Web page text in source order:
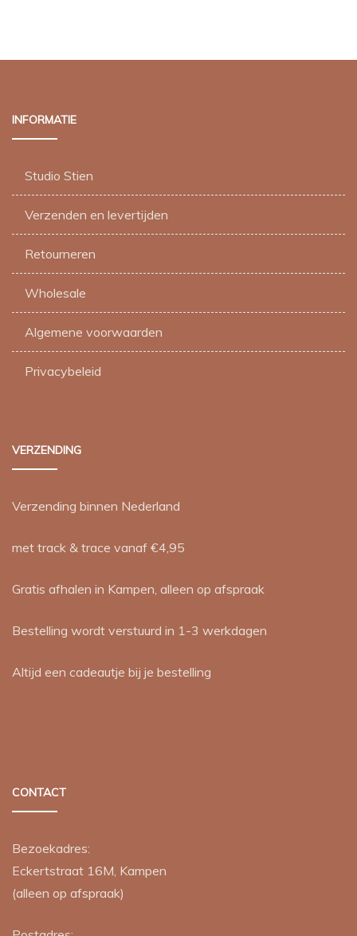
INFORMATIE
Studio Stien
Verzenden en levertijden
Retourneren
Wholesale
Algemene voorwaarden
Privacybeleid
VERZENDING
Verzending binnen Nederland
met track & trace vanaf €4,95
Gratis afhalen in Kampen, alleen op afspraak
Bestelling wordt verstuurd in 1-3 werkdagen
Altijd een cadeautje bij je bestelling
CONTACT
Bezoekadres:
Eckertstraat 16M, Kampen
(alleen op afspraak)